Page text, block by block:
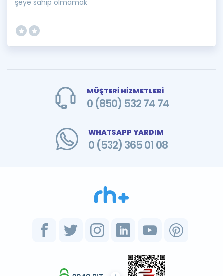
şeye sahip olmamak
MÜŞTERİ HİZMETLERİ
0 (850) 532 74 74
WHATSAPP YARDIM
0 (532) 365 01 08